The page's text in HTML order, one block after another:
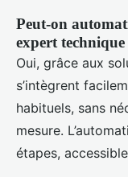
Peut-on
expert technique
Oui, grâce aux
s’intègrent
habituels, sans
mesure.
étapes,